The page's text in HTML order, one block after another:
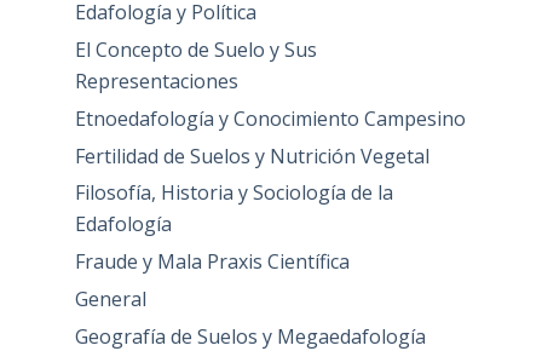
Edafología y Política
El Concepto de Suelo y Sus
Representaciones
Etnoedafología y Conocimiento Campesino
Fertilidad de Suelos y Nutrición Vegetal
Filosofía, Historia y Sociología de la
Edafología
Fraude y Mala Praxis Científica
General
Geografía de Suelos y Megaedafología